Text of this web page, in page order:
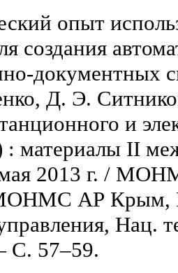
опыт
создания
документных
Д. Э.
и
ІІ
2013 г. /
АР Крым,
C. 57–59.